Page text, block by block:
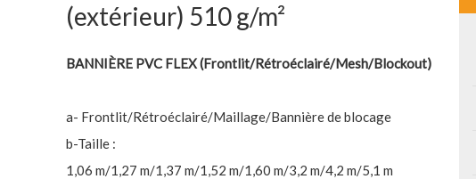
(extérieur) 510 g/m²
BANNIÈRE PVC FLEX (Frontlit/Rétroéclairé/Mesh/Blockout)
a- Frontlit/Rétroéclairé/Maillage/Bannière de blocage
b-Taille :
1,06 m/1,27 m/1,37 m/1,52 m/1,60 m/3,2 m/4,2 m/5,1 m